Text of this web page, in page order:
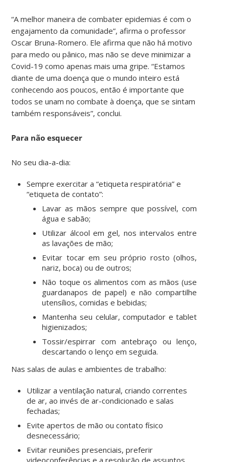
“A melhor maneira de combater epidemias é com o
engajamento da comunidade”, afirma o professor
Oscar Bruna-Romero. Ele afirma que não há motivo
para medo ou pânico, mas não se deve minimizar a
Covid-19 como apenas mais uma gripe. “Estamos
diante de uma doença que o mundo inteiro está
conhecendo aos poucos, então é importante que
todos se unam no combate à doença, que se sintam
também responsáveis”, conclui.
Para não esquecer
No seu dia-a-dia:
Sempre exercitar a “etiqueta respiratória” e
“etiqueta de contato”:
Lavar as mãos sempre que possível, com
água e sabão;
Utilizar álcool em gel, nos intervalos entre
as lavações de mão;
Evitar tocar em seu próprio rosto (olhos,
nariz, boca) ou de outros;
Não toque os alimentos com as mãos (use
guardanapos de papel) e não compartilhe
utensílios, comidas e bebidas;
Mantenha seu celular, computador e tablet
higienizados;
Tossir/espirrar com antebraço ou lenço,
descartando o lenço em seguida.
Nas salas de aulas e ambientes de trabalho:
Utilizar a ventilação natural, criando correntes
de ar, ao invés de ar-condicionado e salas
fechadas;
Evite apertos de mão ou contato físico
desnecessário;
Evitar reuniões presenciais, preferir
videoconferências e a resolução de assuntos